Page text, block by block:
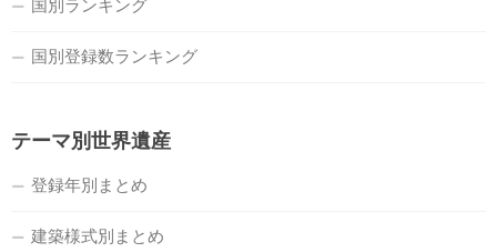
国別ランキング
国別登録数ランキング
テーマ別世界遺産
登録年別まとめ
建築様式別まとめ